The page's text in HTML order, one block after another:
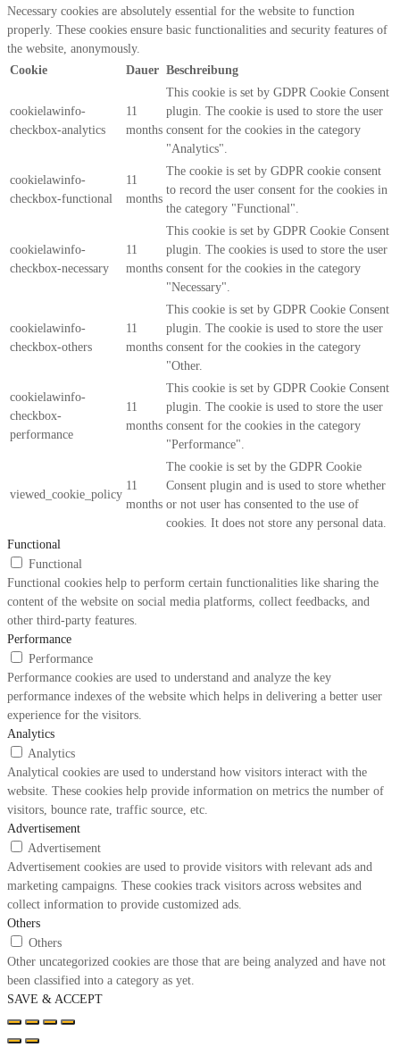
Necessary cookies are absolutely essential for the website to function
properly. These cookies ensure basic functionalities and security features of
the website, anonymously.
Cookie
Dauer Beschreibung
cookielawinfo-
checkbox-analytics
11
months
This cookie is set by GDPR Cookie Consent
plugin. The cookie is used to store the user
consent for the cookies in the category
"Analytics".
cookielawinfo-
checkbox-functional
11
months
The cookie is set by GDPR cookie consent
to record the user consent for the cookies in
the category "Functional".
cookielawinfo-
checkbox-necessary
11
months
This cookie is set by GDPR Cookie Consent
plugin. The cookies is used to store the user
consent for the cookies in the category
"Necessary".
cookielawinfo-
checkbox-others
11
months
This cookie is set by GDPR Cookie Consent
plugin. The cookie is used to store the user
consent for the cookies in the category
"Other.
cookielawinfo-
checkbox-
performance
11
months
This cookie is set by GDPR Cookie Consent
plugin. The cookie is used to store the user
consent for the cookies in the category
"Performance".
viewed_cookie_policy
11
months
The cookie is set by the GDPR Cookie
Consent plugin and is used to store whether
or not user has consented to the use of
cookies. It does not store any personal data.
Functional
Functional
Functional cookies help to perform certain functionalities like sharing the
content of the website on social media platforms, collect feedbacks, and
other third-party features.
Performance
Performance
Performance cookies are used to understand and analyze the key
performance indexes of the website which helps in delivering a better user
experience for the visitors.
Analytics
Analytics
Analytical cookies are used to understand how visitors interact with the
website. These cookies help provide information on metrics the number of
visitors, bounce rate, traffic source, etc.
Advertisement
Advertisement
Advertisement cookies are used to provide visitors with relevant ads and
marketing campaigns. These cookies track visitors across websites and
collect information to provide customized ads.
Others
Others
Other uncategorized cookies are those that are being analyzed and have not
been classified into a category as yet.
SAVE & ACCEPT